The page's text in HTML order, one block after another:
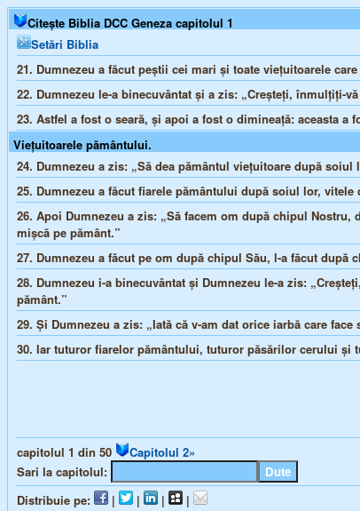
Citește Biblia DCC Geneza capitolul 1
Setări Biblia
21. Dumnezeu a făcut peştii cei mari şi toate vieţuitoarele
22. Dumnezeu le-a binecuvântat şi a zis: „Creşteţi, înmulţiţi-
23. Astfel a fost o seară, şi apoi a fost o dimineaţă: aceasta a
Vieţuitoarele pământului.
24. Dumnezeu a zis: „Să dea pământul vieţuitoare după
25. Dumnezeu a făcut fiarele pământului după soiul lor,
26. Apoi Dumnezeu a zis: „Să facem om după chipul Nostru,
mişcă pe pământ.”
27. Dumnezeu a făcut pe om după chipul Său, l-a făcut după
28. Dumnezeu i-a binecuvântat şi Dumnezeu le-a zis:
pământ.”
29. Şi Dumnezeu a zis: „Iată că v-am dat orice iarbă care
30. Iar tuturor fiarelor pământului, tuturor păsărilor cerului şi
capitolul 1 din 50
Capitolul 2»
Sari la capitolul:
Distribuie pe:
| | |
|